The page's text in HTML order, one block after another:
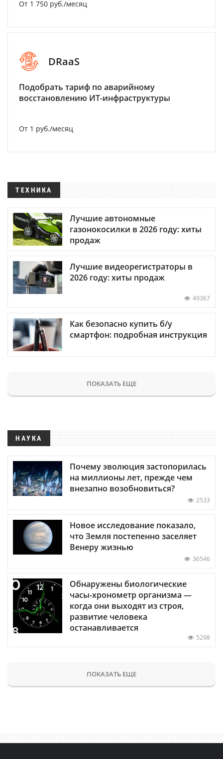
От 1 750 руб./месяц
DRaaS
Подобрать тариф по аварийному
восстановлению ИТ-инфраструктуры
От 1 руб./месяц
ТЕХНИКА
Лучшие автономные
газонокосилки в 2026 году: хиты
продаж
Лучшие видеорегистраторы в
2026 году: хиты продаж
49367
Как безопасно купить б/у
смартфон: подробная инструкция
ПОКАЗАТЬ ЕЩЕ
НАУКА
Почему эволюция застопорилась
на миллионы лет, прежде чем
внезапно возобновиться?
2533
Новое исследование показало,
что Земля постепенно заселяет
Венеру жизнью
36546
Обнаружены биологические
часы-хронометр организма —
когда они выходят из строя,
развитие человека
останавливается
5298
ПОКАЗАТЬ ЕЩЕ